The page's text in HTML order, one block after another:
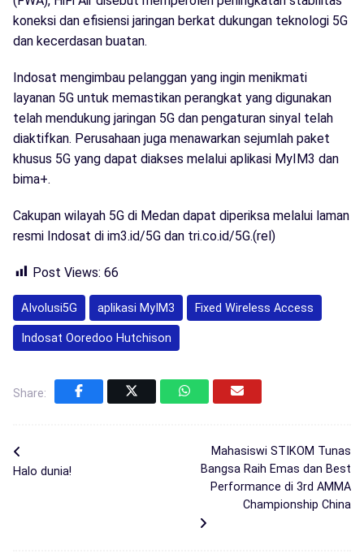
koneksi dan efisiensi jaringan berkat dukungan teknologi 5G
dan kecerdasan buatan.
Indosat mengimbau pelanggan yang ingin menikmati
layanan 5G untuk memastikan perangkat yang digunakan
telah mendukung jaringan 5G dan pengaturan sinyal telah
diaktifkan. Perusahaan juga menawarkan sejumlah paket
khusus 5G yang dapat diakses melalui aplikasi MyIM3 dan
bima+.
Cakupan wilayah 5G di Medan dapat diperiksa melalui laman
resmi Indosat di im3.id/5G dan tri.co.id/5G.(rel)
Post Views: 66
AIvolusi5G aplikasi MyIM3 Fixed Wireless Access
Indosat Ooredoo Hutchison
Share:
Halo dunia!
Mahasiswi STIKOM Tunas
Bangsa Raih Emas dan Best
Performance di 3rd AMMA
Championship China